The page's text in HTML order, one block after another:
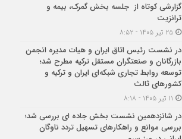
گزارشی کوتاه از جلسه بخش گمرک، بیمه و
ترانزیت
۲۵ تیر ۱۴۰۵ - ۸:۵۲
در نشست رئیس اتاق ایران و هیات مدیره انجمن
بازرگانان و صنعتگران مستقل ترکیه مطرح شد؛
توسعه روابط تجاری شبکه‌ای ایران و ترکیه و
کشورهای ثالث
در شانزدهمین نشست بخش جاده ای بررسی شد؛
بررسی موانع و راهکارهای تسهیل تردد ناوگان